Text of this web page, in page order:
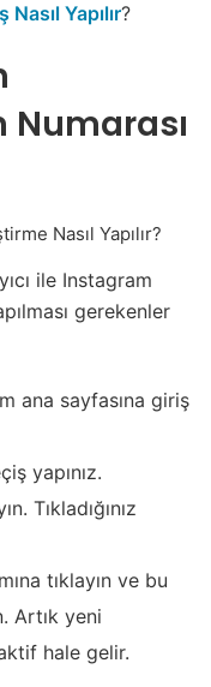
Yapılır?
ile Instagram
gerekenler
ana sayfasına giriş
yapınız.
Tıkladığınız
tıklayın ve bu
Artık yeni
hale gelir.